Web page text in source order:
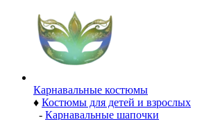
Карнавальные костюмы
♦ Костюмы для детей и взрослых
- Карнавальные шапочки